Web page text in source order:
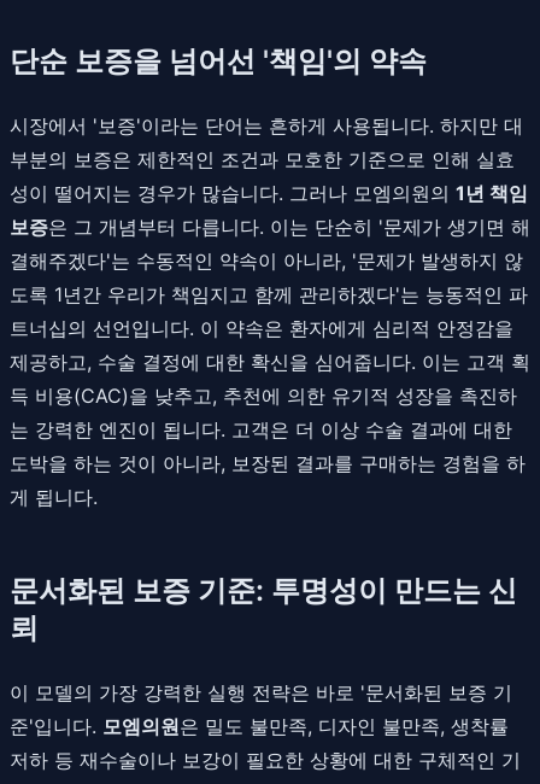
단순 보증을 넘어선 '책임'의 약속
시장에서 '보증'이라는 단어는 흔하게 사용됩니다. 하지만 대
부분의 보증은 제한적인 조건과 모호한 기준으로 인해 실효
성이 떨어지는 경우가 많습니다. 그러나 모엠의원의 1년 책임
보증은 그 개념부터 다릅니다. 이는 단순히 '문제가 생기면 해
결해주겠다'는 수동적인 약속이 아니라, '문제가 발생하지 않
도록 1년간 우리가 책임지고 함께 관리하겠다'는 능동적인 파
트너십의 선언입니다. 이 약속은 환자에게 심리적 안정감을
제공하고, 수술 결정에 대한 확신을 심어줍니다. 이는 고객 획
득 비용(CAC)을 낮추고, 추천에 의한 유기적 성장을 촉진하
는 강력한 엔진이 됩니다. 고객은 더 이상 수술 결과에 대한
도박을 하는 것이 아니라, 보장된 결과를 구매하는 경험을 하
게 됩니다.
문서화된 보증 기준: 투명성이 만드는 신
뢰
이 모델의 가장 강력한 실행 전략은 바로 '문서화된 보증 기
준'입니다. 모엠의원은 밀도 불만족, 디자인 불만족, 생착률
저하 등 재수술이나 보강이 필요한 상황에 대한 구체적인 기